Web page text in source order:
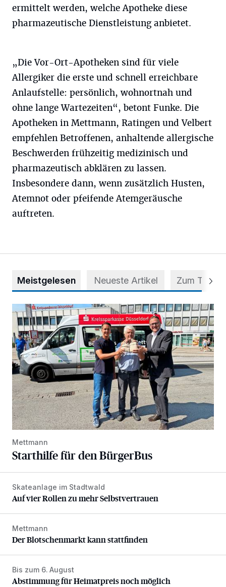
ermittelt werden, welche Apotheke diese
pharmazeutische Dienstleistung anbietet.
„Die Vor-Ort-Apotheken sind für viele
Allergiker die erste und schnell erreichbare
Anlaufstelle: persönlich, wohnortnah und
ohne lange Wartezeiten“, betont Funke. Die
Apotheken in Mettmann, Ratingen und Velbert
empfehlen Betroffenen, anhaltende allergische
Beschwerden frühzeitig medizinisch und
pharmazeutisch abklären zu lassen.
Insbesondere dann, wenn zusätzlich Husten,
Atemnot oder pfeifende Atemgeräusche
auftreten.
Meistgelesen Neueste Artikel Zum Thema
Starthilfe für den BürgerBus
Mettmann
Starthilfe für den BürgerBus
Auf vier Rollen zu mehr Selbstvertrauen
Skateanlage im Stadtwald
Auf vier Rollen zu mehr Selbstvertrauen
Der Blotschenmarkt kann stattfinden
Mettmann
Der Blotschenmarkt kann stattfinden
Abstimmung für Heimatpreis noch möglich
Bis zum 6. August
Abstimmung für Heimatpreis noch möglich